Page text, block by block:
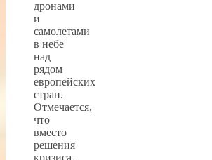
дронами
и
самолетами
в небе
над
рядом
европейских
стран.
Отмечается,
что
вместо
решения
кризиса,